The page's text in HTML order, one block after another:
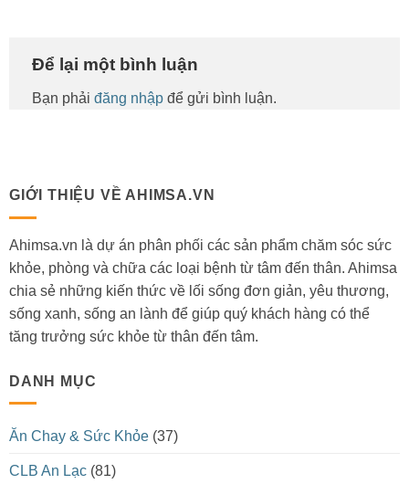
Để lại một bình luận
Bạn phải đăng nhập để gửi bình luận.
GIỚI THIỆU VỀ AHIMSA.VN
Ahimsa.vn là dự án phân phối các sản phẩm chăm sóc sức
khỏe, phòng và chữa các loại bệnh từ tâm đến thân. Ahimsa
chia sẻ những kiến thức về lối sống đơn giản, yêu thương,
sống xanh, sống an lành để giúp quý khách hàng có thể
tăng trưởng sức khỏe từ thân đến tâm.
DANH MỤC
Ăn Chay & Sức Khỏe (37)
CLB An Lạc (81)